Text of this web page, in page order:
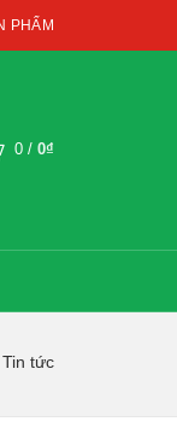
PHẨM
0 / 0₫
Tin tức